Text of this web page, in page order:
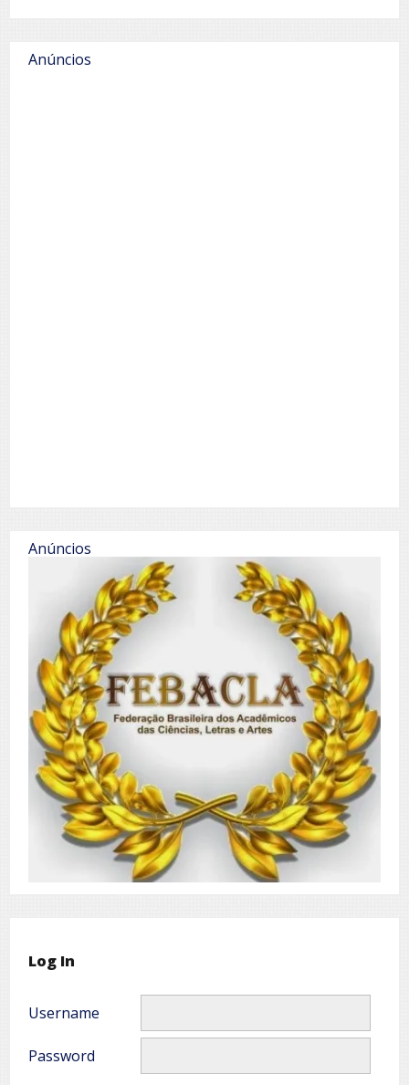
Anúncios
Anúncios
Log In
Username
Password